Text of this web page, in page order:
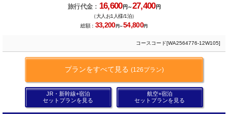
旅行代金： 16,600円～27,400円
（大人お1人様/1泊）
総額： 33,200円～54,800円
コースコード[WA2564776-12W105]
プランをすべて見る (126プラン)
JR・新幹線+宿泊
セットプランを見る
航空+宿泊
セットプランを見る